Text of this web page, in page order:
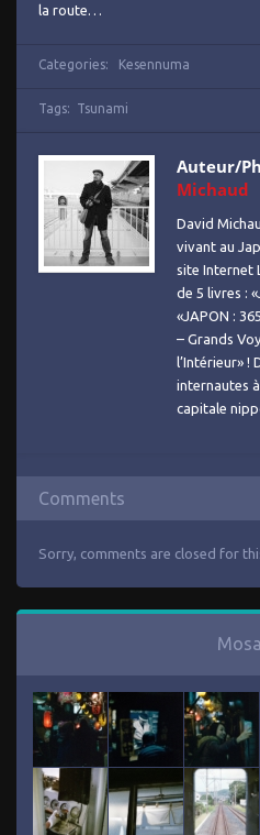
la route…
Categories: Kesennuma
Tags: Tsunami
Auteur/
Michaud
David
vivant au
site Internet
de 5 livres :
«JAPON :
– Grands
l’Intérieur» !
internautes
capitale
Comments
Sorry, comments are closed for